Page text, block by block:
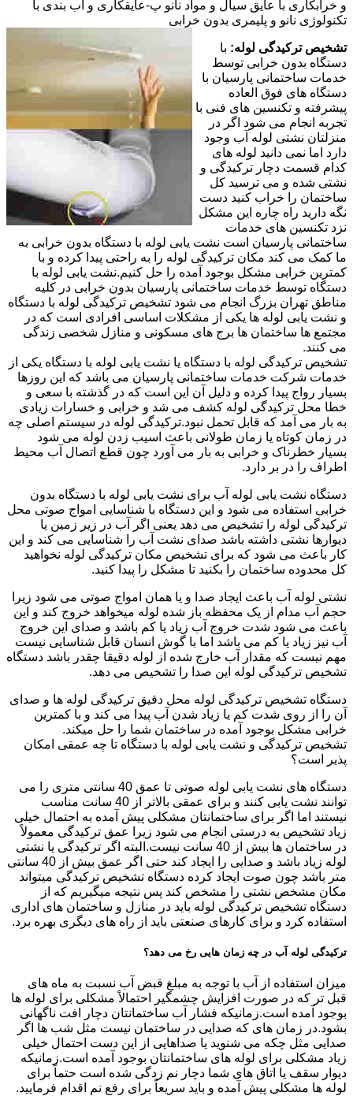
و خرابکاری با عایق سیال و مواد نانو پ-عایقکاری و آب بندی با
تکنولوژی نانو و پلیمری بدون خرابی
تشخیص ترکیدگی لوله: با
دستگاه بدون خرابی توسط
خدمات ساختمانی پارسیان با
دستگاه های فوق العاده
پیشرفته و تکنسین های فنی با
تجربه انجام می شود اگر در
منزلتان نشتی لوله آب وجود
دارد اما نمی دانید لوله های
کدام قسمت دچار ترکیدگی و
نشتی شده و می ترسید کل
ساختمان را خراب کنید دست
نگه دارید راه چاره این مشکل
نزد تکنسین های خدمات
ساختمانی پارسیان است نشت یابی لوله با دستگاه بدون خرابی به
ما کمک می کند مکان ترکیدگی لوله را به راحتی پیدا کرده و با
کمترین خرابی مشکل بوجود آمده را حل کنیم.نشت یابی لوله با
دستگاه توسط خدمات ساختمانی پارسیان بدون خرابی در کلیه
مناطق تهران بزرگ انجام می شود تشخیص ترکیدگی لوله با دستگاه
و نشت یابی لوله ها یکی از مشکلات اساسی افرادی است که در
مجتمع ها ساختمان ها برج های مسکونی و منازل شخصی زندگی
می کنند.
تشخیص ترکیدگی لوله با دستگاه یا نشت یابی لوله با دستگاه یکی از
خدمات شرکت خدمات ساختمانی پارسیان می باشد که این روزها
بسیار رواج پیدا کرده و دلیل آن این است که در گذشته با سعی و
خطا محل ترکیدگی لوله کشف می شد و خرابی و خسارات زیادی
به بار می آمد که قابل تحمل نبود.ترکیدگی لوله در سیستم اصلی چه
در زمان کوتاه یا زمان طولانی باعث اسیب زدن لوله می شود
بسیار خطرناک و خرابی به بار می آورد چون قطع اتصال آب محیط
اطراف را در بر دارد.
دستگاه نشت یابی لوله آب برای نشت یابی لوله با دستگاه بدون
خرابی استفاده می شود و این دستگاه با شناسایی امواج صوتی محل
ترکیدگی لوله را تشخیص می دهد یعنی اگر آب در زیر زمین یا
دیوارها نشتی داشته باشد صدای نشت آب را شناسایی می کند و این
کار باعث می شود که برای تشخیص مکان ترکیدگی لوله نخواهید
کل محدوده ساختمان را بکنید تا مشکل را پیدا کنید.
نشتی لوله آب باعث ایجاد صدا و یا همان امواج صوتی می شود زیرا
حجم آب مدام از یک محفظه باز شده لوله میخواهد خروج کند و این
باعث می شود شدت خروج آب زیاد یا کم باشد و صدای این خروج
آب نیز زیاد یا کم می باشد اما با گوش انسان قابل شناسایی نیست
مهم نیست که مقدار آب خارج شده از لوله دقیقا چقدر باشد دستگاه
تشخیص ترکیدگی لوله این صدا را تشخیص می دهد.
دستگاه تشخیص ترکیدگی لوله محل دقیق ترکیدگی لوله ها و صدای
آن را از روی شدت کم یا زیاد شدن آب پیدا می کند و با کمترین
خرابی مشکل بوجود آمده در ساختمان شما را حل میکند.
تشخیص ترکیدگی و نشت یابی لوله با دستگاه تا چه عمقی امکان
پذیر است؟
دستگاه های نشت یابی لوله صوتی تا عمق 40 سانتی متری را می
توانند نشت یابی کنند و برای عمقی بالاتر از 40 سانت مناسب
نیستند اما اگر برای ساختمانتان مشکلی پیش آمده به احتمال خیلی
زیاد تشخیص به درستی انجام می شود زیرا عمق ترکیدگی معمولاً
در ساختمان ها بیش از 40 سانت نیست.البته اگر ترکیدگی یا نشتی
لوله زیاد باشد و صدایی را ایجاد کند حتی اگر عمق بیش از 40 سانتی
متر باشد چون صوت ایجاد کرده دستگاه تشخیص ترکیدگی میتواند
مکان مشخص نشتی را مشخص کند پس نتیجه میگیریم که از
دستگاه تشخیص ترکیدگی لوله باید در منازل و ساختمان های اداری
استفاده کرد و برای کارهای صنعتی باید از راه های دیگری بهره برد.
ترکیدگی لوله آب در چه زمان هایی رخ می دهد؟
میزان استفاده از آب با توجه به مبلغ قبض آب نسبت به ماه های
قبل تر که در صورت افزایش چشمگیر احتمالاً مشکلی برای لوله ها
بوجود آمده است.زمانیکه فشار آب ساختمانتان دچار افت ناگهانی
بشود.در زمان های که صدایی در ساختمان نیست مثل شب ها اگر
صدایی مثل چکه می شنوید یا صداهایی از این دست احتمال خیلی
زیاد مشکلی برای لوله های ساختمانتان بوجود آمده است.زمانیکه
دیوار سقف یا اتاق های شما دچار نم زدگی شده است حتماً برای
لوله ها مشکلی پیش آمده و باید سریعاً برای رفع نم اقدام فرمایید.